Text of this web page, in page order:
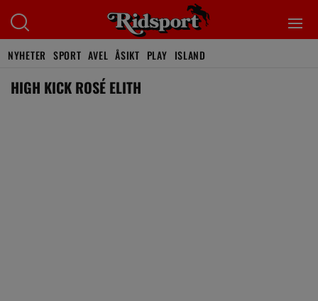
NYHETER SPORT AVEL ÅSIKT PLAY ISLAND
HIGH KICK ROSÉ ELITH